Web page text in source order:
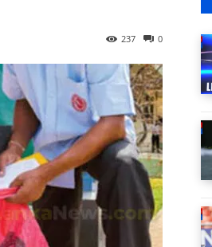
0
237